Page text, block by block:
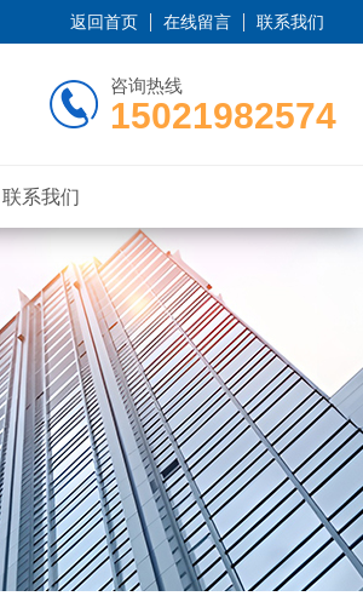
返回首页 在线留言 联系我们
咨询热线
15021982574
联系我们